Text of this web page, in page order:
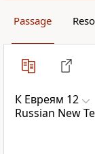
Passage
К Евреям 12
Russian New